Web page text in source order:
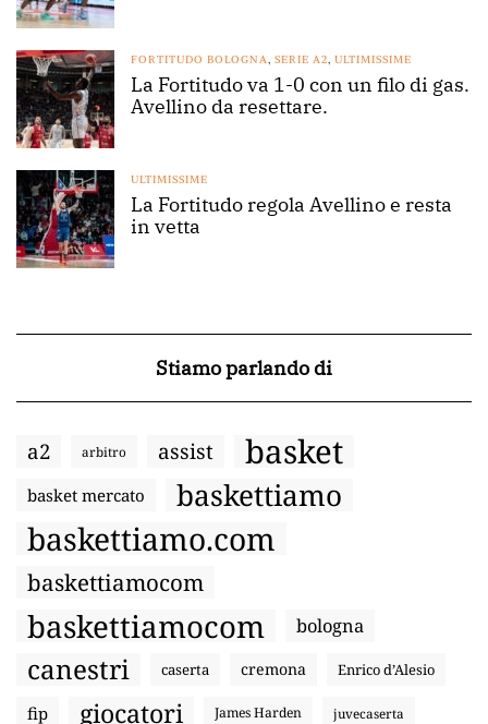
FORTITUDO BOLOGNA, SERIE A2, ULTIMISSIME
La Fortitudo va 1-0 con un filo di gas.
Avellino da resettare.
ULTIMISSIME
La Fortitudo regola Avellino e resta
in vetta
Stiamo parlando di
a2 arbitro assist basket
basket mercato baskettiamo
baskettiamo.com
baskettiamocom
baskettiamocom bologna
canestri caserta cremona Enrico d’Alesio
fip giocatori James Harden juvecaserta